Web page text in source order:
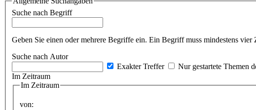
Suche nach Begriff
Geben Sie einen oder mehrere Begriffe ein. Ein Begriff muss mindestens
Suche nach Autor
Exakter Treffer
Nur gestartete Themen
Im Zeitraum
Im Zeitraum
von: